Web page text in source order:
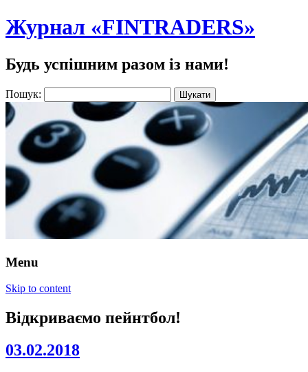
Журнал «FINTRADERS»
Будь успішним разом із нами!
Пошук:
Menu
Skip to content
Відкриваємо пейнтбол!
03.02.2018